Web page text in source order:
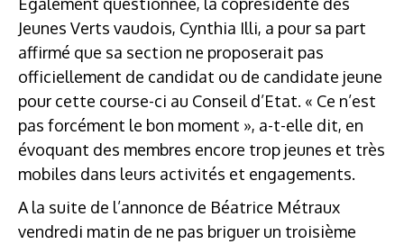
Jeunes Verts vaudois, Cynthia Illi, a pour sa part
affirmé que sa section ne proposerait pas
officiellement de candidat ou de candidate jeune
pour cette course-ci au Conseil d’Etat. « Ce n’est
pas forcément le bon moment », a-t-elle dit, en
évoquant des membres encore trop jeunes et très
mobiles dans leurs activités et engagements.
A la suite de l’annonce de Béatrice Métraux
vendredi matin de ne pas briguer un troisième